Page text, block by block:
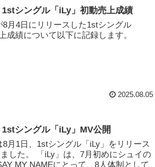
シングル「iLy」初動売上成績
8月4日にリリースした1stシングル
成績について以下に記録します。
2025.08.05
シングル「iLy」MV公開
8月1日、1stシングル「iLy」をリリース
した。 「iLy」は、7月初めにシュイの
MY NAMEにとって、8人体制として